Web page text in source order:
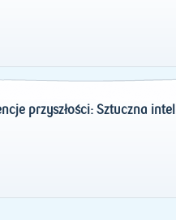
przyszłości: Sztuczna